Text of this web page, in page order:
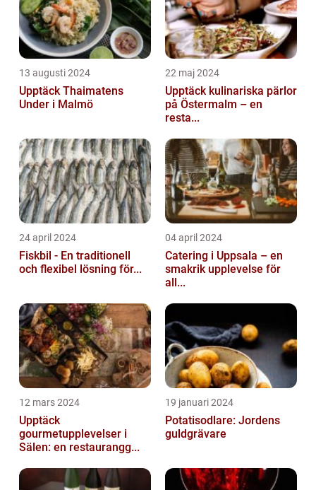
13 augusti 2024
Upptäck Thaimatens
Under i Malmö
22 maj 2024
Upptäck kulinariska pärlor
på Östermalm – en
resta...
24 april 2024
Fiskbil - En traditionell
och flexibel lösning för...
04 april 2024
Catering i Uppsala – en
smakrik upplevelse för
all...
12 mars 2024
Upptäck
gourmetupplevelser i
Sälen: en restaurangg...
19 januari 2024
Potatisodlare: Jordens
guldgrävare